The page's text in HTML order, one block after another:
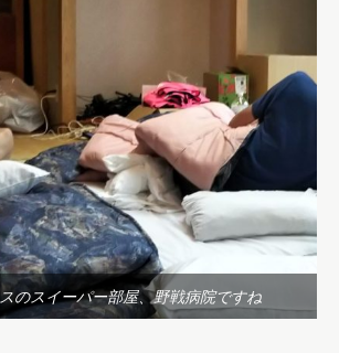
のスイーパー部屋、野戦病院ですね